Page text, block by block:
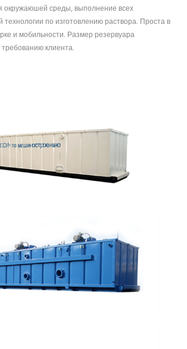
окружаюшей среды, выполнение всех
технологии по изготовлению раствора. Проста в
и мобильности. Размер резервуара
клиента.